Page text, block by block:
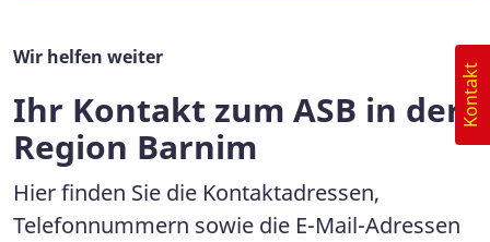
Wir helfen weiter
Ihr Kontakt zum ASB in der
Region Barnim
Hier finden Sie die Kontaktadressen,
Telefonnummern sowie die E-Mail-Adressen
Kontakt